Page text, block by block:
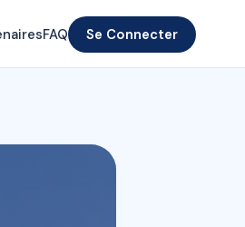
FAQ Se Connecter